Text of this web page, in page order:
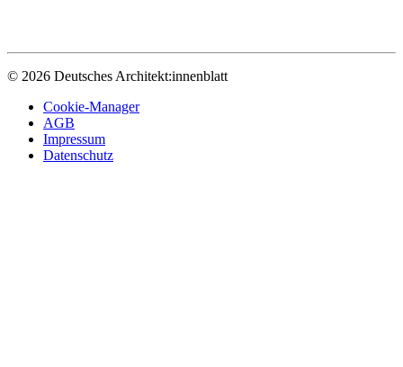
© 2026 Deutsches Architekt:innenblatt
Cookie-Manager
AGB
Impressum
Datenschutz